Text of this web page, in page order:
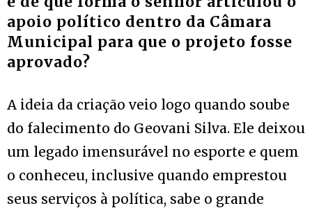
apoio político dentro da Câmara
Municipal para que o projeto fosse
aprovado?
A ideia da criação veio logo quando soube
do falecimento do Geovani Silva. Ele deixou
um legado imensurável no esporte e quem
o conheceu, inclusive quando emprestou
seus serviços à política, sabe o grande